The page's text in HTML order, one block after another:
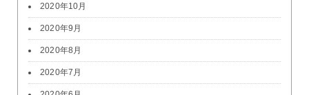
2020年10月
2020年9月
2020年8月
2020年7月